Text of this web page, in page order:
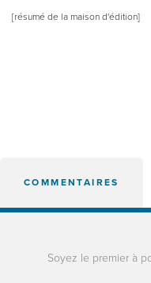
[résumé de la maison d'édition]
COMMENTAIRES
Soyez le premier à